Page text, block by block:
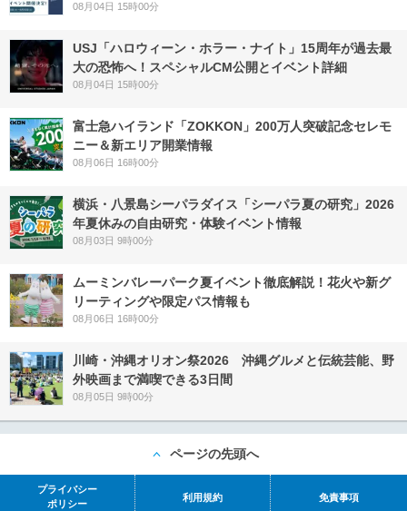
08月04日 15時00分
USJ「ハロウィーン・ホラー・ナイト」15周年が過去最
大の恐怖へ！スペシャルCM公開とイベント詳細
08月04日 15時00分
富士急ハイランド「ZOKKON」200万人突破記念セレモ
ニー＆新エリア開業情報
08月06日 16時00分
横浜・八景島シーパラダイス「シーパラ夏の研究」2026
年夏休みの自由研究・体験イベント情報
08月03日 9時00分
ムーミンバレーパーク夏イベント徹底解説！花火や新グ
リーティングや限定パス情報も
08月06日 16時00分
川崎・沖縄オリオン祭2026 沖縄グルメと伝統芸能、野
外映画まで満喫できる3日間
08月05日 9時00分
ページの先頭へ
プライバシー
ポリシー
利用規約 免責事項